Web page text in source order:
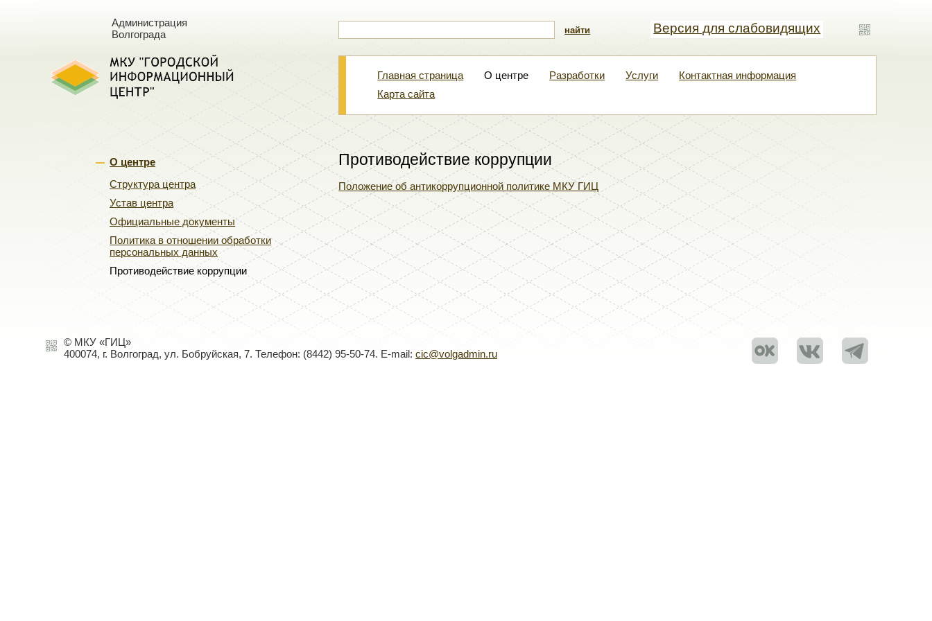
Администрация
Волгограда
найти
Версия для слабовидящих
Версия для слабовидящих
Обычная версия
Главная страница О центре Разработки Услуги
Контактная информация
Карта сайта
О центре
Структура центра
Устав центра
Официальные документы
Политика в отношении обработки
персональных данных
Противодействие коррупции
Противодействие коррупции
Положение об антикоррупционной политике МКУ ГИЦ
© МКУ «ГИЦ»
400074, г. Волгоград, ул. Бобруйская, 7. Телефон: (8442) 95-50-74. E-mail:cic@volgadmin.ru